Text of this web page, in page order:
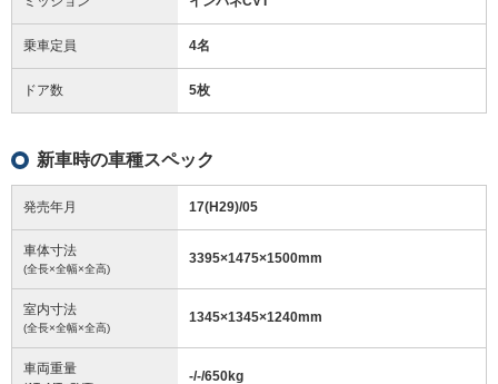
乗車定員 4名
ドア数 5枚
新車時の車種スペック
発売年月 17(H29)/05
車体寸法
(全長×全幅×全高)
3395×1475×1500mm
室内寸法
(全長×全幅×全高)
1345×1345×1240mm
車両重量 -/-/650kg